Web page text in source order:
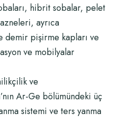
hibrit sobalar, pelet
ayrıca
demir pişirme kapları ve
ve mobilyalar
ve
’nın Ar-Ge bölümündeki üç
sistemi ve ters yanma